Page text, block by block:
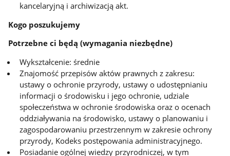
kancelaryjną i archiwizacją akt.
Kogo poszukujemy
Potrzebne ci będą (wymagania niezbędne)
Wykształcenie: średnie
Znajomość przepisów aktów prawnych z zakresu:
ustawy o ochronie przyrody, ustawy o udostępnianiu
informacji o środowisku i jego ochronie, udziale
społeczeństwa w ochronie środowiska oraz o ocenach
oddziaływania na środowisko, ustawy o planowaniu i
zagospodarowaniu przestrzennym w zakresie ochrony
przyrody, Kodeks postępowania administracyjnego.
Posiadanie ogólnej wiedzy przyrodniczej, w tym